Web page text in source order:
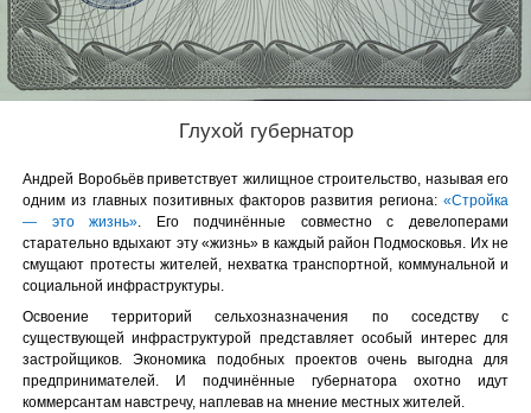
Глухой губернатор
Андрей Воробьёв приветствует жилищное строительство, называя его
одним из главных позитивных факторов развития региона: «Стройка
— это жизнь». Его подчинённые совместно с девелоперами
старательно вдыхают эту «жизнь» в каждый район Подмосковья. Их не
смущают протесты жителей, нехватка транспортной, коммунальной и
социальной инфраструктуры.
Освоение территорий сельхозназначения по соседству с
существующей инфраструктурой представляет особый интерес для
застройщиков. Экономика подобных проектов очень выгодна для
предпринимателей. И подчинённые губернатора охотно идут
коммерсантам навстречу, наплевав на мнение местных жителей.